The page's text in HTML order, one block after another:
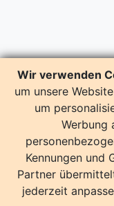
Wir verwenden
um unsere
um
Werbung
Kennungen und
Partner
jederzeit